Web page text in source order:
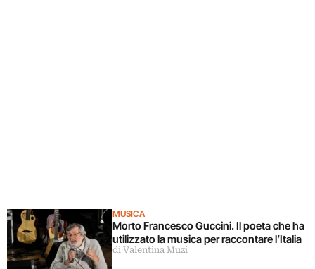
MUSICA
Morto Francesco Guccini. Il poeta che ha
utilizzato la musica per raccontare l’Italia
di Valentina Muzi